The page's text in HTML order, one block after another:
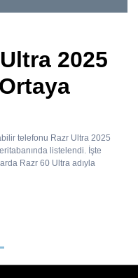
2025
telefonu Razr Ultra 2025
listelendi. İşte
Razr 60 Ultra adıyla